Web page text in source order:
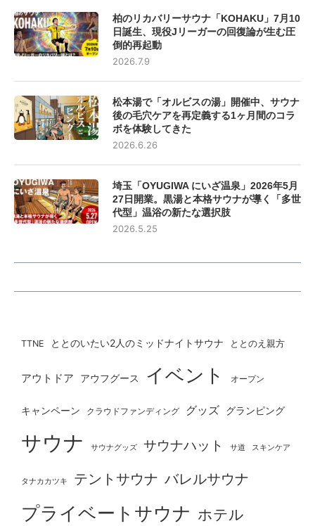
柏のリカバリーサウナ「KOHAKU」7月10
日誕生、現役Jリーガーの回復論が生む圧
倒的再起動
2026.7.9
松本湯で「オルビスの湯」開催中、サウナ
後の毛穴ケアを再定義する1ヶ月間のコラ
ボを体験してきた
2026.6.26
埼玉「OYUGIWA にいざ温泉」2026年5月
27日開業。黒湯と本格サウナが導く「多世
代型」温浴の新たな選択肢
2026.5.25
TTNE ととのいたい2人のミッドナイトサウナ ととのえ親方
アウトドア アウフグース イベント オープン
キャンペーン クラウドファンディング グッズ グランピング
サウナ サウナグッズ サウナハット サ道 スキンケア
タナカカツキ テントサウナ バレルサウナ
プライベートサウナ ホテル